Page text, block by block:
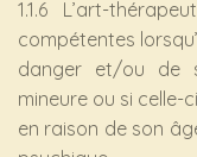
1.1.6 L’art-
compétentes
danger et/ou de
mineure ou si celle-
en raison de son